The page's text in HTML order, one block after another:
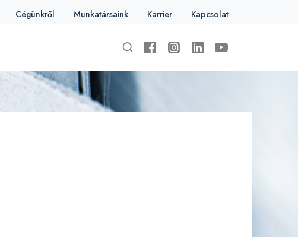
Cégünkről Munkatársaink Karrier Kapcsolat